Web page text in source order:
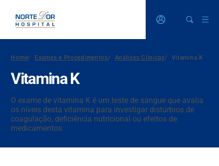
Home/ Exames e Procedimentos/ Análises Clínicas/ Vitamina K
Vitamina K
O exame de vitamina K é um teste de sangue que avalia
os níveis desta vitamina para investigar distúrbios de
coagulação, deficiência nutricional ou efeitos de
medicamentos.